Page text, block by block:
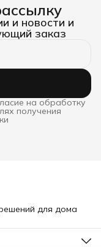
и новости и
заказ
на обработку
получения
для дома